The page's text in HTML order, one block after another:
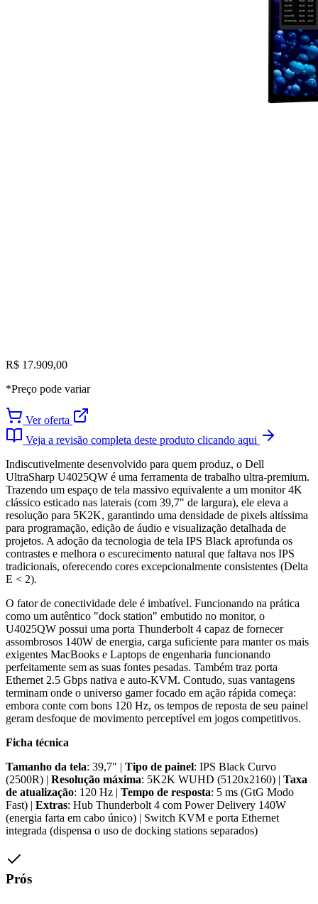
R$ 17.909,00
*Preço pode variar
Ver oferta
Veja a revisão completa deste produto clicando aqui
Indiscutivelmente desenvolvido para quem produz, o Dell
UltraSharp U4025QW é uma ferramenta de trabalho ultra-premium.
Trazendo um espaço de tela massivo equivalente a um monitor 4K
clássico esticado nas laterais (com 39,7" de largura), ele eleva a
resolução para 5K2K, garantindo uma densidade de pixels altíssima
para programação, edição de áudio e visualização detalhada de
projetos. A adoção da tecnologia de tela IPS Black aprofunda os
contrastes e melhora o escurecimento natural que faltava nos IPS
tradicionais, oferecendo cores excepcionalmente consistentes (Delta
E < 2).
O fator de conectividade dele é imbatível. Funcionando na prática
como um autêntico "dock station" embutido no monitor, o
U4025QW possui uma porta Thunderbolt 4 capaz de fornecer
assombrosos 140W de energia, carga suficiente para manter os mais
exigentes MacBooks e Laptops de engenharia funcionando
perfeitamente sem as suas fontes pesadas. Também traz porta
Ethernet 2.5 Gbps nativa e auto-KVM. Contudo, suas vantagens
terminam onde o universo gamer focado em ação rápida começa:
embora conte com bons 120 Hz, os tempos de reposta de seu painel
geram desfoque de movimento perceptível em jogos competitivos.
Ficha técnica
Tamanho da tela: 39,7" | Tipo de painel: IPS Black Curvo
(2500R) | Resolução máxima: 5K2K WUHD (5120x2160) | Taxa
de atualização: 120 Hz | Tempo de resposta: 5 ms (GtG Modo
Fast) | Extras: Hub Thunderbolt 4 com Power Delivery 140W
(energia farta em cabo único) | Switch KVM e porta Ethernet
integrada (dispensa o uso de docking stations separados)
Prós